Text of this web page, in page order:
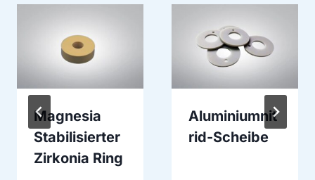
Magnesia
Stabilisierter
Zirkonia Ring
Aluminiumnit
rid-Scheibe